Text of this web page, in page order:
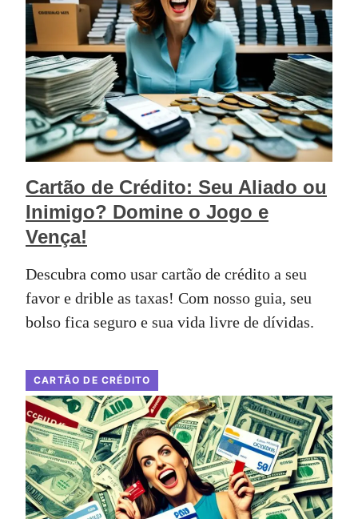
Cartão de Crédito: Seu Aliado ou
Inimigo? Domine o Jogo e
Vença!
Descubra como usar cartão de crédito a seu
favor e drible as taxas! Com nosso guia, seu
bolso fica seguro e sua vida livre de dívidas.
CARTÃO DE CRÉDITO